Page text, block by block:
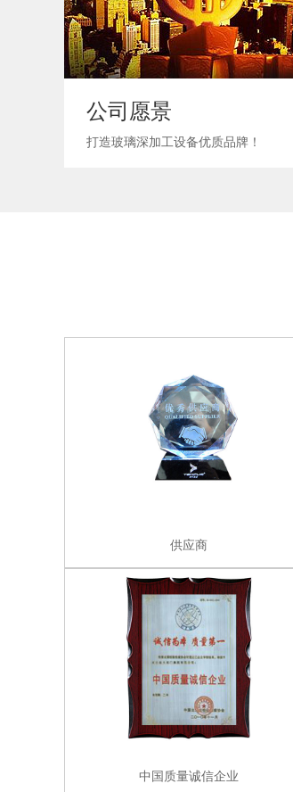
公司愿景
打造玻璃深加工设备优质品牌！
供应商
中国质量诚信企业